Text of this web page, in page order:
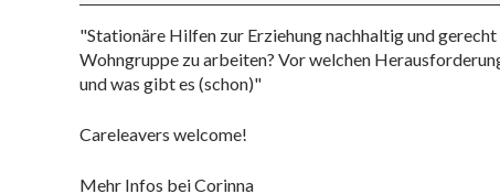
(Block)
"Stationäre Hilfen zur Erziehung nachhaltig und
Wohngruppe zu arbeiten? Vor welchen
und was gibt es (schon)"
Careleavers welcome!
Mehr Infos bei Corinna